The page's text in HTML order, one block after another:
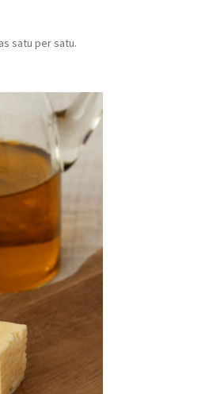
satu per satu.